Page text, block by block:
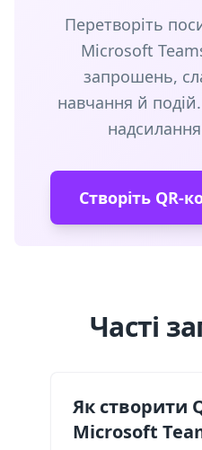
Перетворіть
Microsoft
запрошень,
навчання й
Часті
Як створити
Microsoft